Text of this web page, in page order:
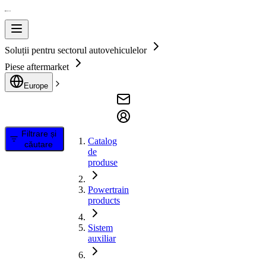
Soluții pentru sectorul autovehiculelor
Piese aftermarket
Europe
Filtrare și
căutare
Catalog
de
produse
Powertrain
products
Sistem
auxiliar